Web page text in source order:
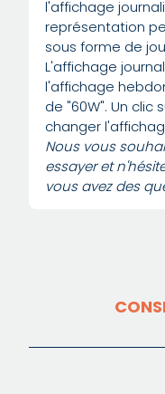
l'affichage
représentation
sous forme de
L'affichage
l'affichage
de "60W". Un clic
changer
Nous vous
essayer et
vous avez des